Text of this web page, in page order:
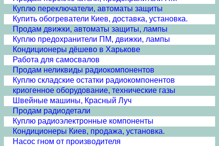
Куплю переключатели, автоматы защиты
Купить обогреватели Киев, доставка, установка.
Продам движки, автоматы защиты, лампы
Куплю предохранители ПМ, движки, лампы
Кондиционеры дёшево в Харькове
Работа для самосвалов
Продам неликвиды радиокомпонентов
Куплю складские остатки радиокомпонентов
криогенное оборудование, технические газы
Швейные машины, Красный Луч
Продам радиодетали
Куплю радиоэлектронные компоненты
Кондиционеры Киев, продажа, установка.
Насос гном от производителя